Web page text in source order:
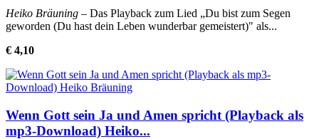
Heiko Bräuning – Das Playback zum Lied „Du bist zum Segen
geworden (Du hast dein Leben wunderbar gemeistert)" als...
€ 4,10
Wenn Gott sein Ja und Amen spricht (Playback als
mp3-Download) Heiko...